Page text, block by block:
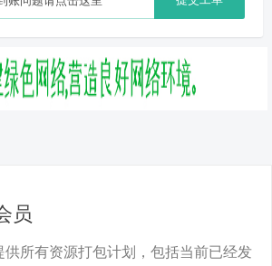
员
所有资源打包计划，包括当前已经发